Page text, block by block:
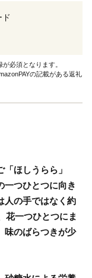
必須となります。
の記載がある返礼
ほしうらら」
一つひとつに向き
人の手ではなく約
花一つひとつにま
味のばらつきが少